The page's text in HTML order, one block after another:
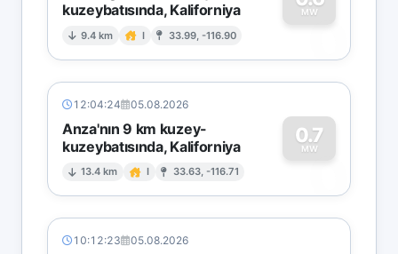
kuzeybatısında, Kaliforniya
9.4 km I 33.99, -116.90
MW
0
12:04:24 05.08.2026
Anza'nın 9 km kuzey-
kuzeybatısında, Kaliforniya
13.4 km I 33.63, -116.71
0.7
MW
0
10:12:23 05.08.2026